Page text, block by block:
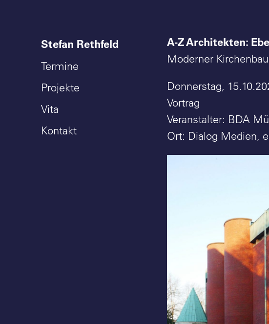
Stefan Rethfeld
Termine
Projekte
Vita
Kontakt
A-Z Architekten:
Moderner
Donnerstag,
Vortrag
Veranstalter: BDA
Ort: Dialog Medien,